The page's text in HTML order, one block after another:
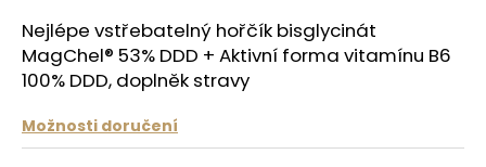
Nejlépe vstřebatelný hořčík bisglycinát
MagChel® 53% DDD + Aktivní forma vitamínu B6
100% DDD, doplněk stravy
Možnosti doručení
HLEDAT